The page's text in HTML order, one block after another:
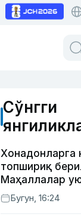
Сўнгги
Хонадонларга
топшириқ
Маҳаллалар
уй юрган
Бугун, 16:24